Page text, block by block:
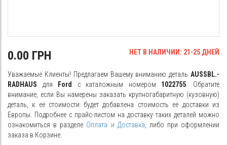
0.00 ГРН НЕТ В НАЛИЧИИ: 21-25 ДНЕЙ
Уважаемые Клиенты! Предлагаем Вашему вниманию деталь AUSSBL.-
RADHAUS для Ford с каталожным номером 1022755 . Обратите
внимание, если Вы намерены заказать крупногабаритную (кузовную)
деталь, к её стоимости будет добавлена стоимость её доставки из
Европы. Подробнее с прайс-листом на доставку таких деталей можно
ознакомиться в разделе Оплата и Доставка , либо при оформлении
заказа в Корзине.